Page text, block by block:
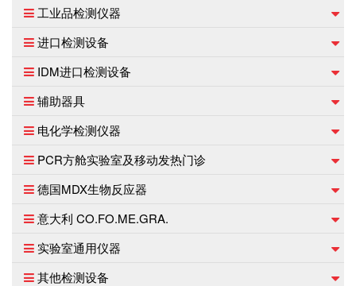
工业品检测仪器
进口检测设备
IDM进口检测设备
辅助器具
电化学检测仪器
PCR方舱实验室及移动发热门诊
德国MDX生物反应器
意大利 CO.FO.ME.GRA.
实验室通用仪器
其他检测设备